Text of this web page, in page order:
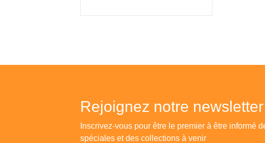
Rejoignez notre newsletter
Inscrivez-vous pour être le premier à être informé
spéciales et des collections à venir